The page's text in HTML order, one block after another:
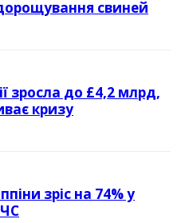
свиней
зросла до £4,2 млрд,
кризу
зріс на 74% у